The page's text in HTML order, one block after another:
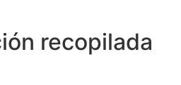
recopilada